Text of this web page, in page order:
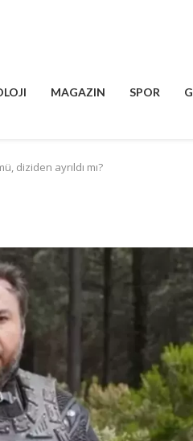
MAGAZIN SPOR
diziden ayrıldı mı?